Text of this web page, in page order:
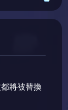
將被替換